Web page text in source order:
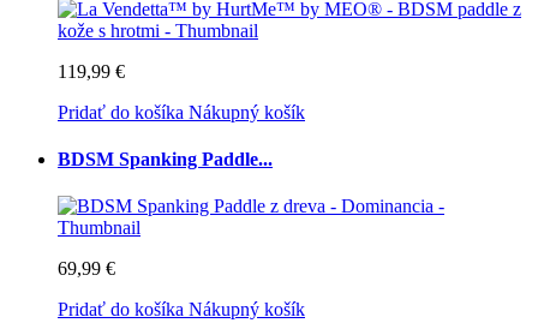
119,99 €
Pridať do košíka Nákupný košík
BDSM Spanking Paddle...
69,99 €
Pridať do košíka Nákupný košík